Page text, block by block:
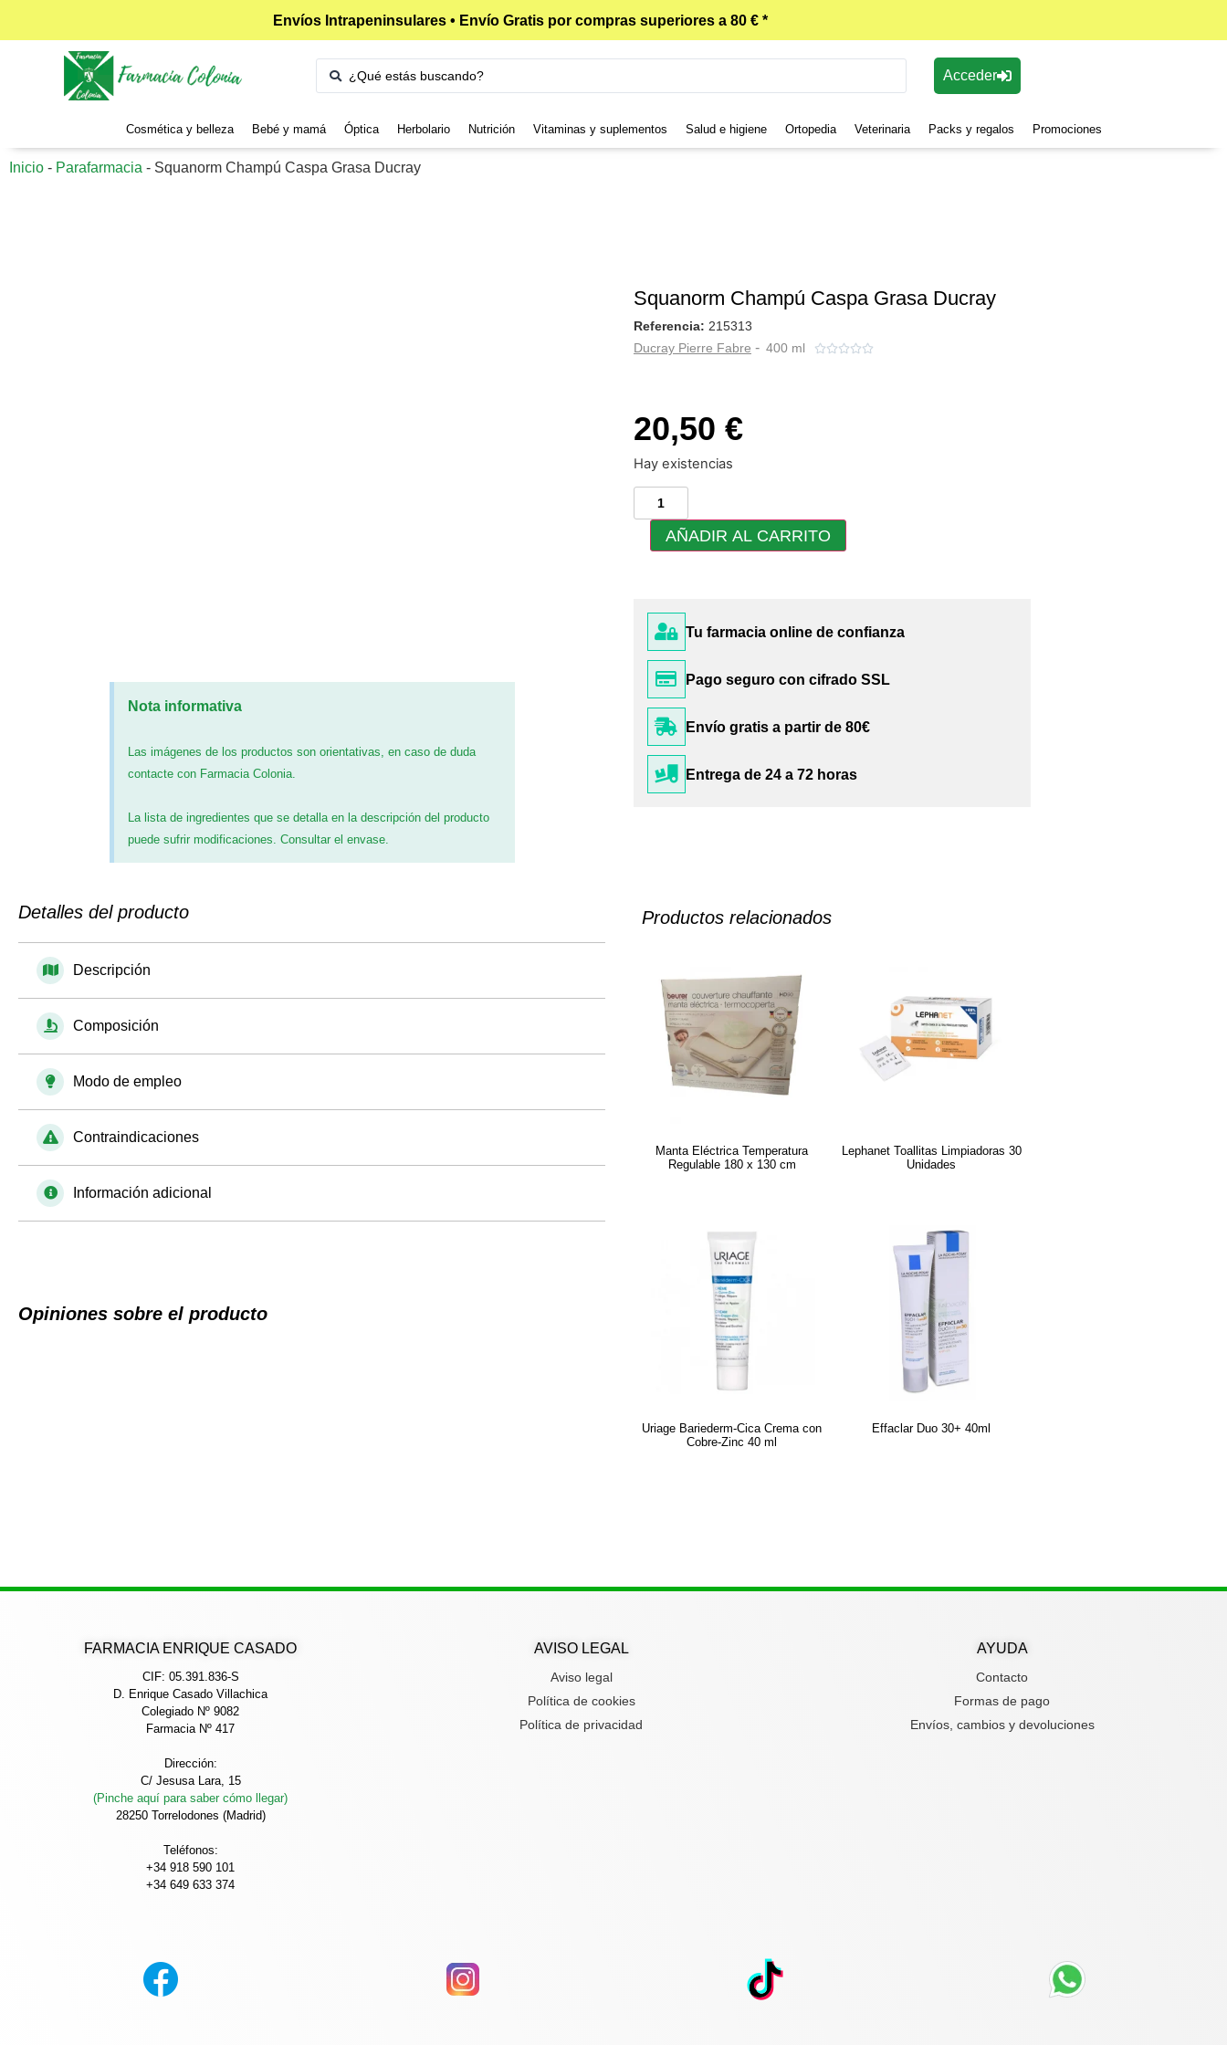
Envíos Intrapeninsulares • Envío Gratis por compras superiores a 80 € *
Acceder
Cosmética y belleza Bebé y mamá Óptica Herbolario Nutrición Vitaminas y suplementos Salud e higiene Ortopedia Veterinaria Packs y regalos Promociones
Inicio - Parafarmacia - Squanorm Champú Caspa Grasa Ducray
Nota informativa
Las imágenes de los productos son orientativas, en caso de duda
contacte con Farmacia Colonia.
La lista de ingredientes que se detalla en la descripción del producto
puede sufrir modificaciones. Consultar el envase.
Squanorm Champú Caspa Grasa Ducray
Referencia: 215313
Ducray Pierre Fabre - 400 ml 
20,50 €
Hay existencias
AÑADIR AL CARRITO
Tu farmacia online de confianza
Pago seguro con cifrado SSL
Envío gratis a partir de 80€
Entrega de 24 a 72 horas
Detalles del producto
Descripción
Composición
Modo de empleo
Contraindicaciones
Información adicional
Opiniones sobre el producto
Productos relacionados
Manta Eléctrica Temperatura
Regulable 180 x 130 cm
Lephanet Toallitas Limpiadoras 30
Unidades
Uriage Bariederm-Cica Crema con
Cobre-Zinc 40 ml
Effaclar Duo 30+ 40ml
FARMACIA ENRIQUE CASADO
CIF: 05.391.836-S
D. Enrique Casado Villachica
Colegiado Nº 9082
Farmacia Nº 417
Dirección:
C/ Jesusa Lara, 15
(Pinche aquí para saber cómo llegar)
28250 Torrelodones (Madrid)
Teléfonos:
+34 918 590 101
+34 649 633 374
AVISO LEGAL
Aviso legal
Política de cookies
Política de privacidad
AYUDA
Contacto
Formas de pago
Envíos, cambios y devoluciones